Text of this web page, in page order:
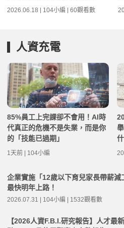
2026.06.18 | 104小編 | 60觀看數
人資充電
85%員工上完課卻不會用！AI時
代真正的危機不是失業，而是你
的「技能已過期」
1天前 | 104小編
企業實施「12歲以下育兒家長帶薪減
最快明年上路！
2026.07.31 | 104小編 | 1532觀看數
【2026人資F.B.I.研究報告】人才最